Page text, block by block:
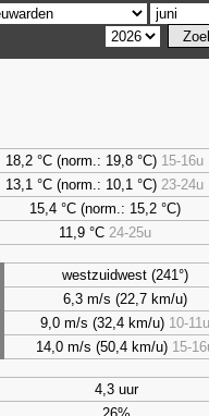
18,2 °C (norm.: 19,8 °C) 15-16u
13,1 °C (norm.: 10,1 °C) 23-24u
15,4 °C (norm.: 15,2 °C)
11,9 °C 24-25u
westzuidwest (241°)
6,3 m/s (22,7 km/u)
9,0 m/s (32,4 km/u) 10-11u
14,0 m/s (50,4 km/u) 15-
4,3 uur